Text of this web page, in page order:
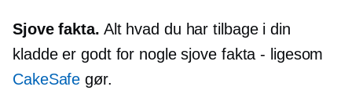
Sjove fakta. Alt hvad du har tilbage i din
kladde er godt for nogle sjove fakta - ligesom
CakeSafe gør.